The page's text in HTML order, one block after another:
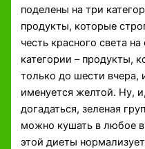
поделены на три
продукты, которые
честь красного света
категории – продукты,
только до шести вчера,
именуется желтой. Ну,
догадаться, зеленая
можно кушать в любое
этой диеты